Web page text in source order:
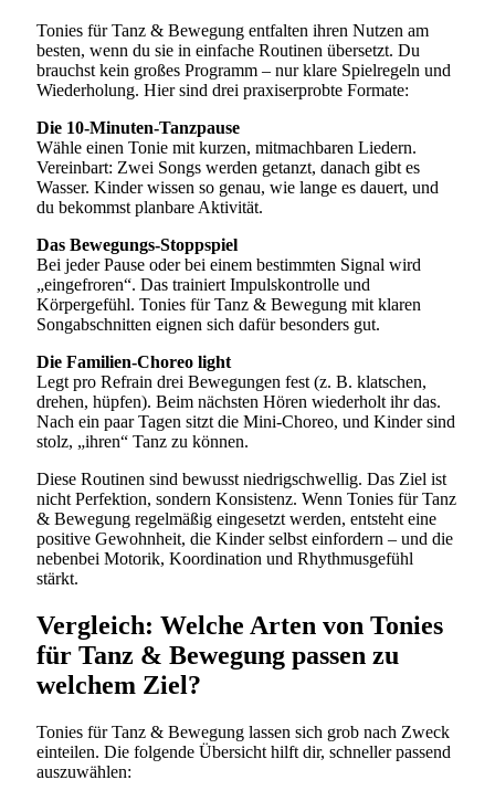
Tonies für Tanz & Bewegung entfalten ihren Nutzen am
besten, wenn du sie in einfache Routinen übersetzt. Du
brauchst kein großes Programm – nur klare Spielregeln und
Wiederholung. Hier sind drei praxiserprobte Formate:
Die 10-Minuten-Tanzpause
Wähle einen Tonie mit kurzen, mitmachbaren Liedern.
Vereinbart: Zwei Songs werden getanzt, danach gibt es
Wasser. Kinder wissen so genau, wie lange es dauert, und
du bekommst planbare Aktivität.
Das Bewegungs-Stoppspiel
Bei jeder Pause oder bei einem bestimmten Signal wird
„eingefroren“. Das trainiert Impulskontrolle und
Körpergefühl. Tonies für Tanz & Bewegung mit klaren
Songabschnitten eignen sich dafür besonders gut.
Die Familien-Choreo light
Legt pro Refrain drei Bewegungen fest (z. B. klatschen,
drehen, hüpfen). Beim nächsten Hören wiederholt ihr das.
Nach ein paar Tagen sitzt die Mini-Choreo, und Kinder sind
stolz, „ihren“ Tanz zu können.
Diese Routinen sind bewusst niedrigschwellig. Das Ziel ist
nicht Perfektion, sondern Konsistenz. Wenn Tonies für Tanz
& Bewegung regelmäßig eingesetzt werden, entsteht eine
positive Gewohnheit, die Kinder selbst einfordern – und die
nebenbei Motorik, Koordination und Rhythmusgefühl
stärkt.
Vergleich: Welche Arten von Tonies
für Tanz & Bewegung passen zu
welchem Ziel?
Tonies für Tanz & Bewegung lassen sich grob nach Zweck
einteilen. Die folgende Übersicht hilft dir, schneller passend
auszuwählen: